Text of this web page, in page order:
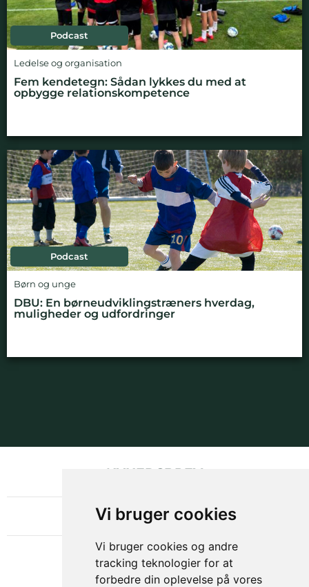
Vi bruger cookies
Vi bruger cookies og andre
tracking teknologier for at
forbedre din oplevelse på vores
Podcast
Ledelse og organisation
Fem kendetegn: Sådan lykkes du med at
opbygge relationskompetence
Podcast
Børn og unge
DBU: En børneudviklingstræners hverdag,
muligheder og udfordringer
NYHEDSBREV
OM GAMECHANGER